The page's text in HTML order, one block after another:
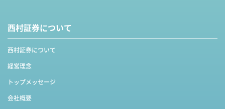
西村証券について
西村証券について
経営理念
トップメッセージ
会社概要